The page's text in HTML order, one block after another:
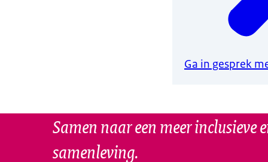
Ga in gesprek
Samen naar een meer inclusieve
samenleving.